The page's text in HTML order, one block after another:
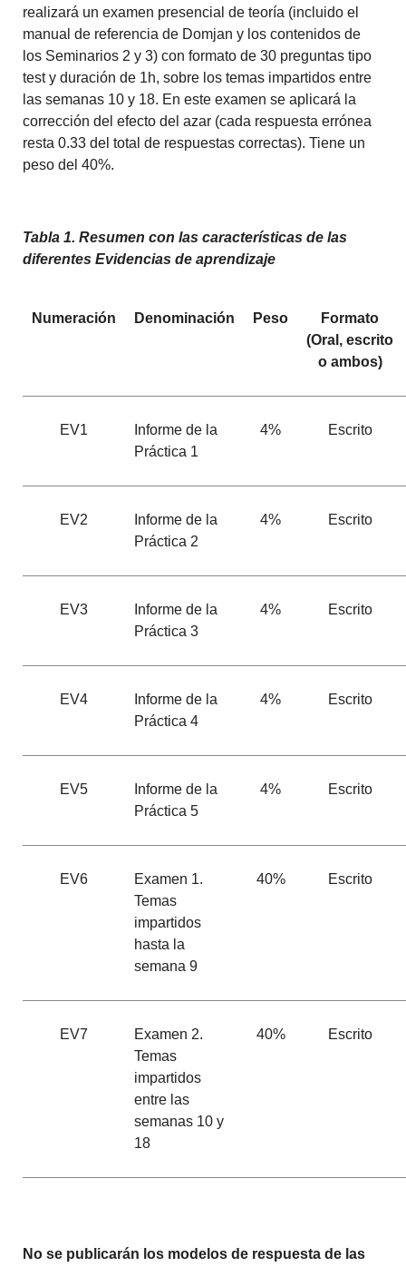
realizará un examen presencial de teoría (incluido el
manual de referencia de Domjan y los contenidos de
los Seminarios 2 y 3) con formato de 30 preguntas tipo
test y duración de 1h, sobre los temas impartidos entre
las semanas 10 y 18. En este examen se aplicará la
corrección del efecto del azar (cada respuesta errónea
resta 0.33 del total de respuestas correctas). Tiene un
peso del 40%.
Tabla 1. Resumen con las características de las
diferentes Evidencias de aprendizaje
Numeración Denominación Peso
Formato
(Oral, escrito
o ambos)
EV1
Informe de la
Práctica 1
4% Escrito
EV2
Informe de la
Práctica 2
4% Escrito
EV3
Informe de la
Práctica 3
4% Escrito
EV4
Informe de la
Práctica 4
4% Escrito
EV5
Informe de la
Práctica 5
4% Escrito
EV6
Examen 1.
Temas
impartidos
hasta la
semana 9
40% Escrito
EV7
Examen 2.
Temas
impartidos
entre las
semanas 10 y
18
40% Escrito
No se publicarán los modelos de respuesta de las